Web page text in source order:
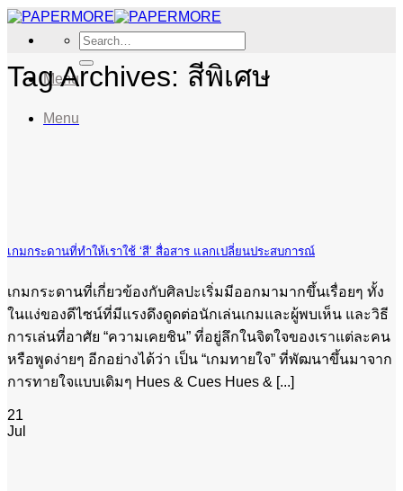
Skip
content
Search
for:
Menu
Menu
Tag Archives: สีพิเศษ
เกมกระดานที่ทำให้เราใช้ ‘สี’ สื่อสาร แลกเปลี่ยนประสบการณ์
เกมกระดานที่เกี่ยวข้องกับศิลปะเริ่มมีออกมามากขึ้นเรื่อยๆ ทั้ง
ในแง่ของดีไซน์ที่มีแรงดึงดูดต่อนักเล่นเกมและผู้พบเห็น และวิธี
การเล่นที่อาศัย “ความเคยชิน” ที่อยู่ลึกในจิตใจของเราแต่ละคน
หรือพูดง่ายๆ อีกอย่างได้ว่า เป็น “เกมทายใจ” ที่พัฒนาขึ้นมาจาก
การทายใจแบบเดิมๆ Hues & Cues Hues & [...]
21
Jul